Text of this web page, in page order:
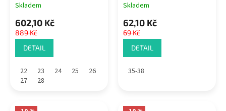
Skladem
602,10 Kč
889 Kč
DETAIL
22 23 24 25
26
27
28
Skladem
62,10 Kč
69 Kč
DETAIL
35-38